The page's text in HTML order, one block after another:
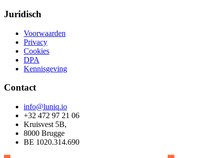
Juridisch
Voorwaarden
Privacy
Cookies
DPA
Kennisgeving
Contact
info@luniq.io
+32 472 97 21 06
Kruisvest 5B,
8000 Brugge
BE 1020.314.690